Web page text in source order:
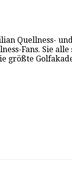
Quellness-
Fans. Sie
größte